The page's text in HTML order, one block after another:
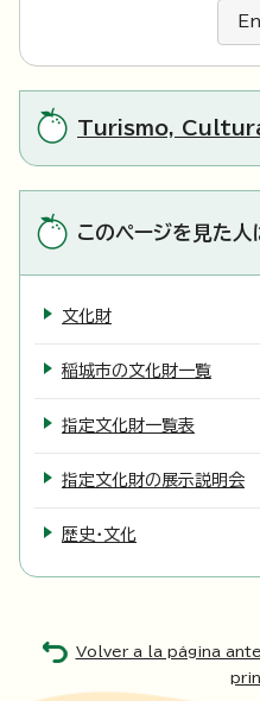
Turismo,
このページを見た
文化財
稲城市の文化財一覧
指定文化財一覧表
指定文化財の展示説明会
歴史・文化
Volver a la página